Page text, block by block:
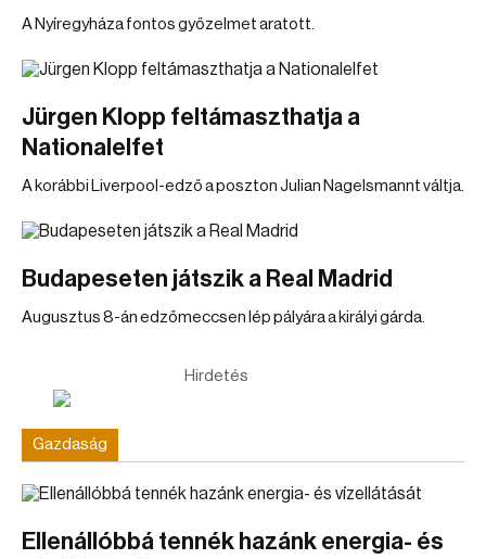
A Nyíregyháza fontos győzelmet aratott.
Jürgen Klopp feltámaszthatja a
Nationalelfet
A korábbi Liverpool-edző a poszton Julian Nagelsmannt váltja.
Budapeseten játszik a Real Madrid
Augusztus 8-án edzőmeccsen lép pályára a királyi gárda.
Hirdetés
Gazdaság
Ellenállóbbá tennék hazánk energia- és